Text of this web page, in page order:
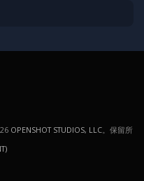
OPENSHOT STUDIOS, LLC 。保留所